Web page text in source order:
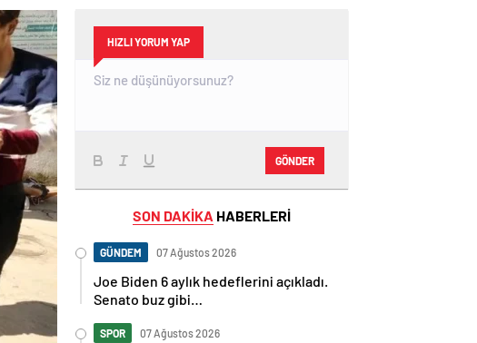
HIZLI YORUM YAP
GÖNDER
SON DAKİKA HABERLERİ
GÜNDEM 07 Ağustos 2026
Joe Biden 6 aylık hedeflerini açıkladı.
Senato buz gibi…
SPOR 07 Ağustos 2026